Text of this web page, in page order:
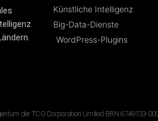
Künstliche Intelligenz
Big-Data-Dienste
WordPress-Plugins
der TCG Corporation Limited BRN 6749133-